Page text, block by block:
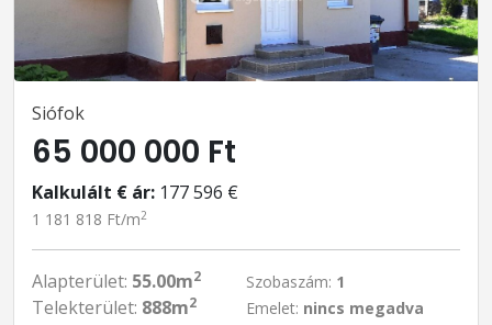
Siófok
65 000 000 Ft
Kalkulált € ár: 177 596 €
1 181 818 Ft/m2
Alapterület: 55.00m2
Telekterület: 888m2
Szobaszám: 1
Emelet: nincs megadva